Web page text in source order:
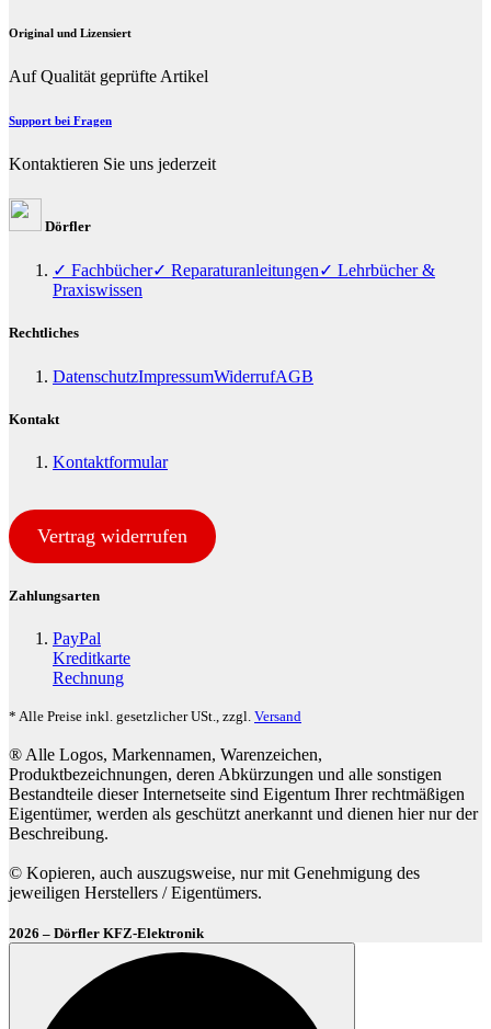
Original und Lizensiert
Auf Qualität geprüfte Artikel
Support bei Fragen
Kontaktieren Sie uns jederzeit
Dörfler
✓ Fachbücher✓ Reparaturanleitungen✓ Lehrbücher &
Praxiswissen
Rechtliches
DatenschutzImpressumWiderrufAGB
Kontakt
Kontaktformular
Vertrag widerrufen
Zahlungsarten
PayPal
Kreditkarte
Rechnung
* Alle Preise inkl. gesetzlicher USt., zzgl. Versand
® Alle Logos, Markennamen, Warenzeichen,
Produktbezeichnungen, deren Abkürzungen und alle sonstigen
Bestandteile dieser Internetseite sind Eigentum Ihrer rechtmäßigen
Eigentümer, werden als geschützt anerkannt und dienen hier nur der
Beschreibung.
© Kopieren, auch auszugsweise, nur mit Genehmigung des
jeweiligen Herstellers / Eigentümers.
2026 – Dörfler KFZ-Elektronik